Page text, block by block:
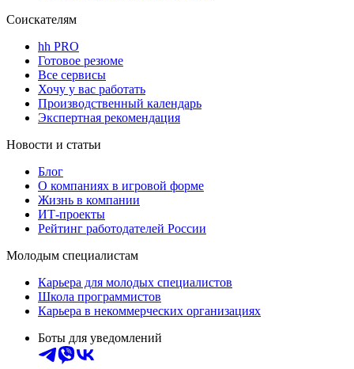
Соискателям
hh PRO
Готовое резюме
Все сервисы
Хочу у вас работать
Производственный календарь
Экспертная рекомендация
Новости и статьи
Блог
О компаниях в игровой форме
Жизнь в компании
ИТ-проекты
Рейтинг работодателей России
Молодым специалистам
Карьера для молодых специалистов
Школа программистов
Карьера в некоммерческих организациях
Боты для уведомлений